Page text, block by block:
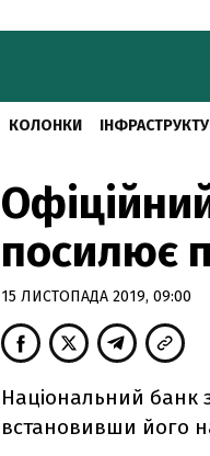
КОЛОНКИ
посилює
15 ЛИСТОПАДА 2019, 09:00
Національний банк
встановивши його